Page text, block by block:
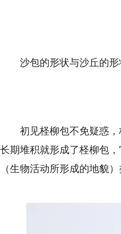
沙包的形状与沙丘的
初见柽柳包不免疑惑
长期堆积就形成了柽柳包
（生物活动所形成的地貌）